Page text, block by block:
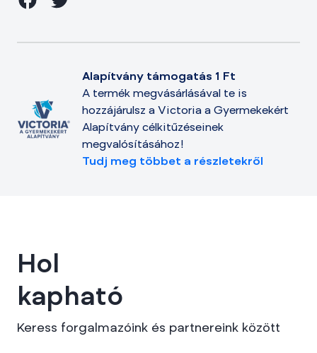
Alapítvány támogatás 1 Ft
A termék megvásárlásával te is
hozzájárulsz a Victoria a Gyermekekért
Alapítvány célkitűzéseinek
megvalósításához!
Tudj meg többet a részletekről
Hol
kapható
Keress forgalmazóink és partnereink között